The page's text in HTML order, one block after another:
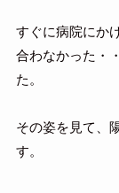
すぐに病院にか
合わなかった・
た。
その姿を見て、
す。